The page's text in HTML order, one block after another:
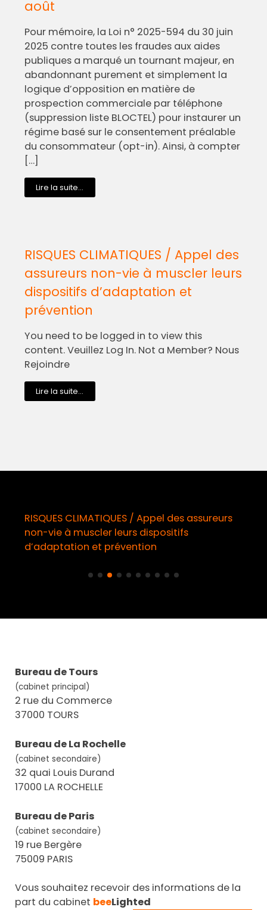
août
Pour mémoire, la Loi n° 2025-594 du 30 juin
2025 contre toutes les fraudes aux aides
publiques a marqué un tournant majeur, en
abandonnant purement et simplement la
logique d’opposition en matière de
prospection commerciale par téléphone
(suppression liste BLOCTEL) pour instaurer un
régime basé sur le consentement préalable
du consommateur (opt-in). Ainsi, à compter
[…]
Lire la suite...
RISQUES CLIMATIQUES / Appel des
assureurs non-vie à muscler leurs
dispositifs d’adaptation et
prévention
You need to be logged in to view this
content. Veuillez Log In. Not a Member? Nous
Rejoindre
Lire la suite...
RISQUES CLIMATIQUES / Appel des assureurs
non-vie à muscler leurs dispositifs
d’adaptation et prévention
Bureau de Tours
(cabinet principal)
2 rue du Commerce
37000 TOURS
Bureau de La Rochelle
(cabinet secondaire)
32 quai Louis Durand
17000 LA ROCHELLE
Bureau de Paris
(cabinet secondaire)
19 rue Bergère
75009 PARIS
Vous souhaitez recevoir des informations de la
part du cabinet beeLighted